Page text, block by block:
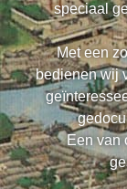
speciaal
Met een
bedienen wij
Een van